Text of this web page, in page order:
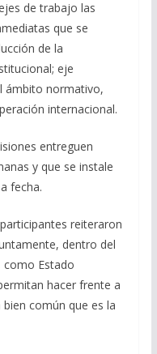
de trabajo las
que se
de la
eje
ámbito normativo,
internacional.
entreguen
y que se instale
fecha.
reiteraron
dentro del
como Estado
hacer frente a
común que es la